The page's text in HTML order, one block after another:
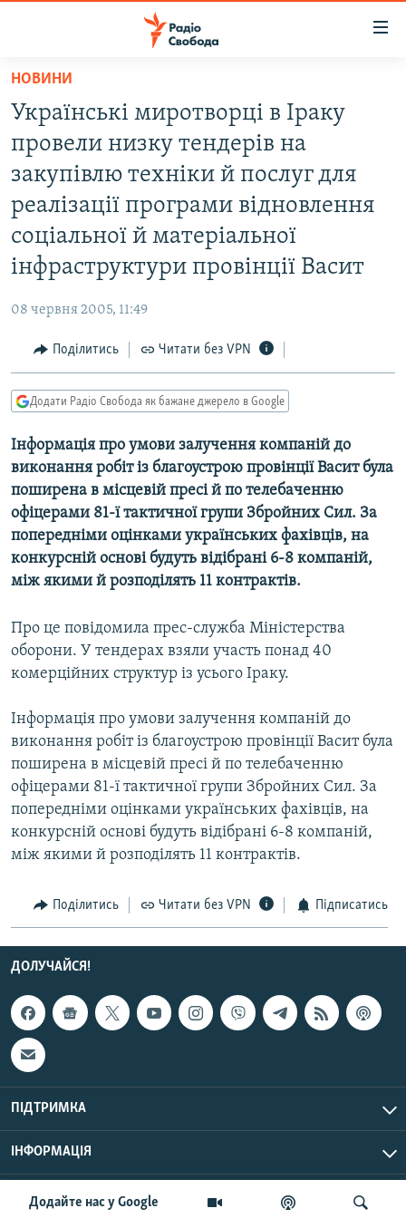
Перейти
основного
матеріалу
Перейти
до
основної
навігації
Перейти
до
ВСЕ ЗА ДОБУ
СТАТТІ
ПОЛІТИКА
ЕКОНОМІКА
СУСПІЛЬСТВО
УКРАЇНА
СВІТ
РОСІЙСЬКА «ФІЛЬТРАЦІЯ»
ДОНБАС.РЕАЛІЇ
СХЕМИ
КИТАЙ.ВИКЛИКИ
ФОТО
СПЕЦПРОЄКТИ
ПОДКАСТИ
КРИМ РЕАЛІЇ
УКР
КТАТ
Усі сайти RFE/RL
Додайте нас у Google
НОВИНИ
Українські миротворці в Іраку
провели низку тендерів на
закупівлю техніки й послуг для
реалізації програми відновлення
соціальної й матеріальної
інфраструктури провінції Васит
08 червня 2005, 11:49
Поділитись Читати без VPN
Додати Радіо Свобода як бажане джерело в Google
Інформація про умови залучення компаній до
виконання робіт із благоустрою провінції Васит була
поширена в місцевій пресі й по телебаченню
офіцерами 81-ї тактичної групи Збройних Сил. За
попередніми оцінками українських фахівців, на
конкурсній основі будуть відібрані 6-8 компаній,
між якими й розподілять 11 контрактів.
Про це повідомила прес-служба Міністерства
оборони. У тендерах взяли участь понад 40
комерційних структур із усього Іраку.
Інформація про умови залучення компаній до
виконання робіт із благоустрою провінції Васит була
поширена в місцевій пресі й по телебаченню
офіцерами 81-ї тактичної групи Збройних Сил. За
попередніми оцінками українських фахівців, на
конкурсній основі будуть відібрані 6-8 компаній,
між якими й розподілять 11 контрактів.
Поділитись Читати без VPN Підписатись
ДОЛУЧАЙСЯ!
ПІДТРИМКА
ІНФОРМАЦІЯ
© Радіо Свобода, 2026 | Усі права застережено.
UTC+3